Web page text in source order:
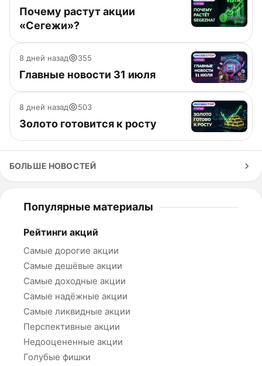
Почему растут акции
«Сегежи»?
8 дней назад 355
Главные новости 31 июля
8 дней назад 503
Золото готовится к росту
БОЛЬШЕ НОВОСТЕЙ
Популярные материалы
Рейтинги акций
Самые дорогие акции
Самые дешёвые акции
Самые доходные акции
Самые надёжные акции
Самые ликвидные акции
Перспективные акции
Недооцененные акции
Голубые фишки